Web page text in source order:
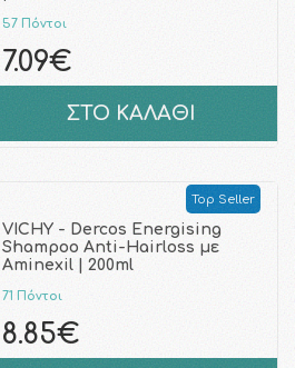
57 Πόντοι
7.09€
ΣΤΟ ΚΑΛΑΘΙ
Top Seller
VICHY - Dercos Energising
Shampoo Anti-Ηairloss με
Aminexil | 200ml
71 Πόντοι
8.85€